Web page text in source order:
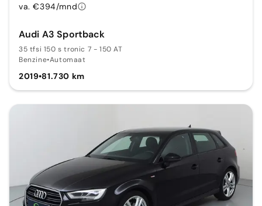
Audi A3 Sportback
35 tfsi 150 s tronic 7 - 150 AT
Benzine•Automaat
2019•81.730 km
va. €394/mnd